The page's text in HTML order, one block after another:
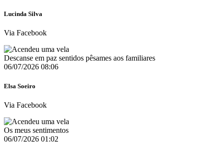
Lucinda Silva
Via Facebook
Descanse em paz sentidos pêsames aos familiares
06/07/2026 08:06
Elsa Soeiro
Via Facebook
Os meus sentimentos
06/07/2026 01:02